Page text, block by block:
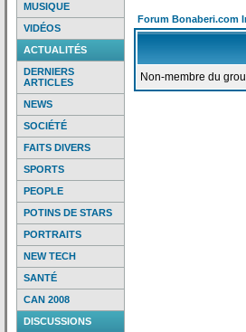
MUSIQUE
VIDÉOS
ACTUALITÉS
DERNIERS
ARTICLES
NEWS
SOCIÉTÉ
FAITS DIVERS
SPORTS
PEOPLE
POTINS DE STARS
PORTRAITS
NEW TECH
SANTÉ
CAN 2008
DISCUSSIONS
Forum Bonaberi.com
Non-membre du